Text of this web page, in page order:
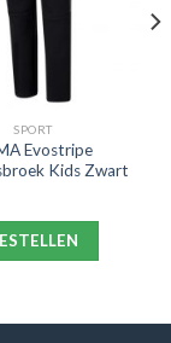
SPORT
Evostripe
Kids Zwart